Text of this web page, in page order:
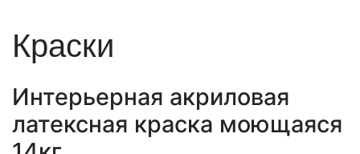
Краски
Интерьерная акриловая
латексная краска моющаяся